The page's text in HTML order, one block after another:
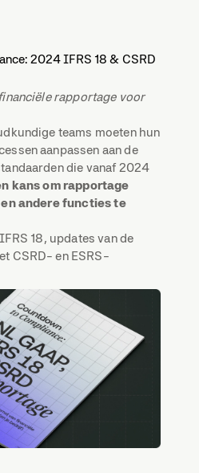
2024 IFRS 18 & CSRD
rapportage voor
teams moeten hun
aanpassen aan de
die vanaf 2024
kans om rapportage
andere functies te
18, updates van de
CSRD- en ESRS-